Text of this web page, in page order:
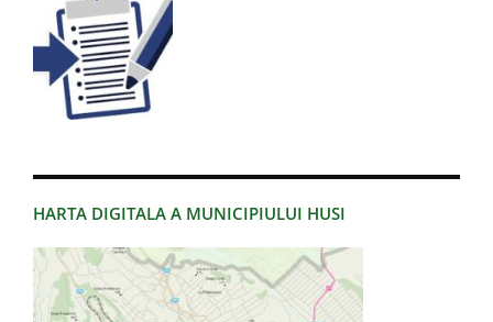
HARTA DIGITALA A MUNICIPIULUI HUSI